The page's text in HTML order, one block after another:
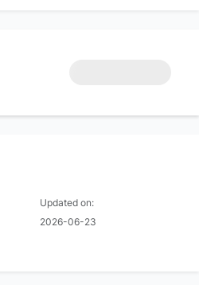
Updated on:
2026-06-23